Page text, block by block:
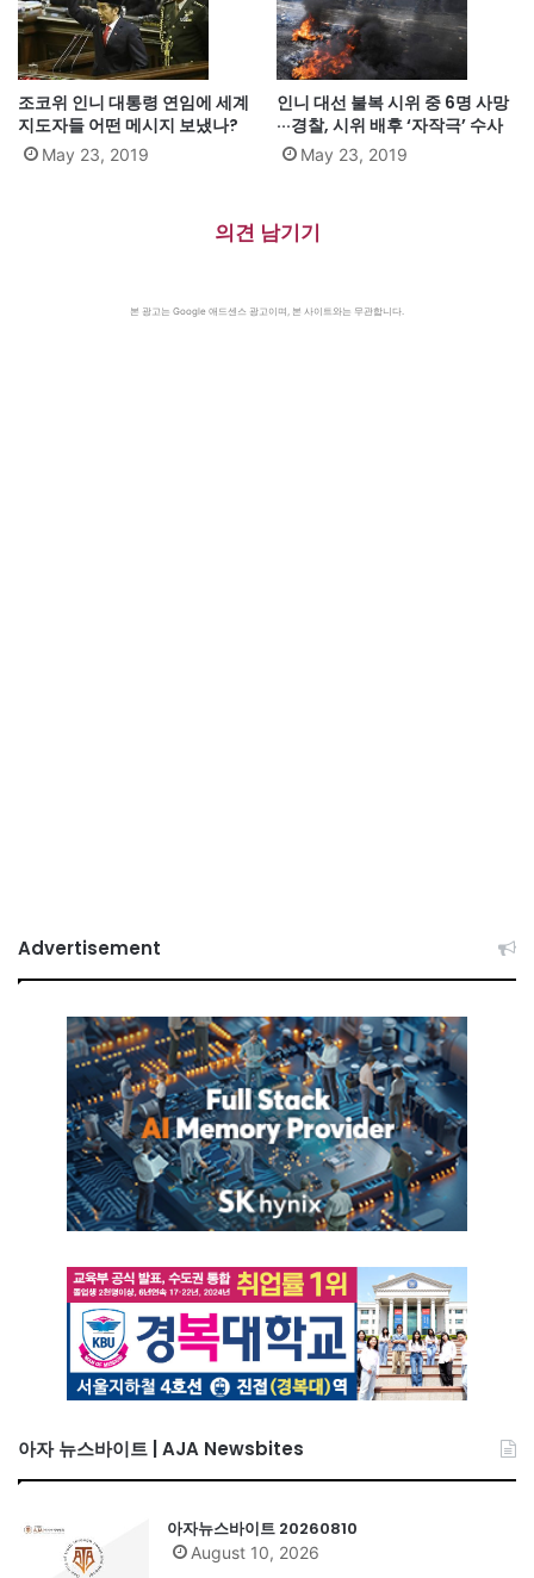
조코위 인니 대통령 연임에 세계
지도자들 어떤 메시지 보냈나?
May 23, 2019
인니 대선 불복 시위 중 6명 사망
···경찰, 시위 배후 ‘자작극’ 수사
May 23, 2019
의견 남기기
본 광고는 Google 애드센스 광고이며, 본 사이트와는 무관합니다.
Advertisement
아자 뉴스바이트 | AJA Newsbites
아자뉴스바이트 20260810
August 10, 2026